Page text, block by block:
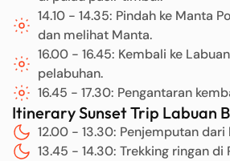
14.10 - 14.35: Pindah ke Manta
dan melihat Manta.
16.00 - 16.45: Kembali ke
pelabuhan.
16.45 - 17.30: Pengantaran
Itinerary Sunset Trip Labuan
12.00 - 13.30: Penjemputan
13.45 - 14.30: Trekking ringan di